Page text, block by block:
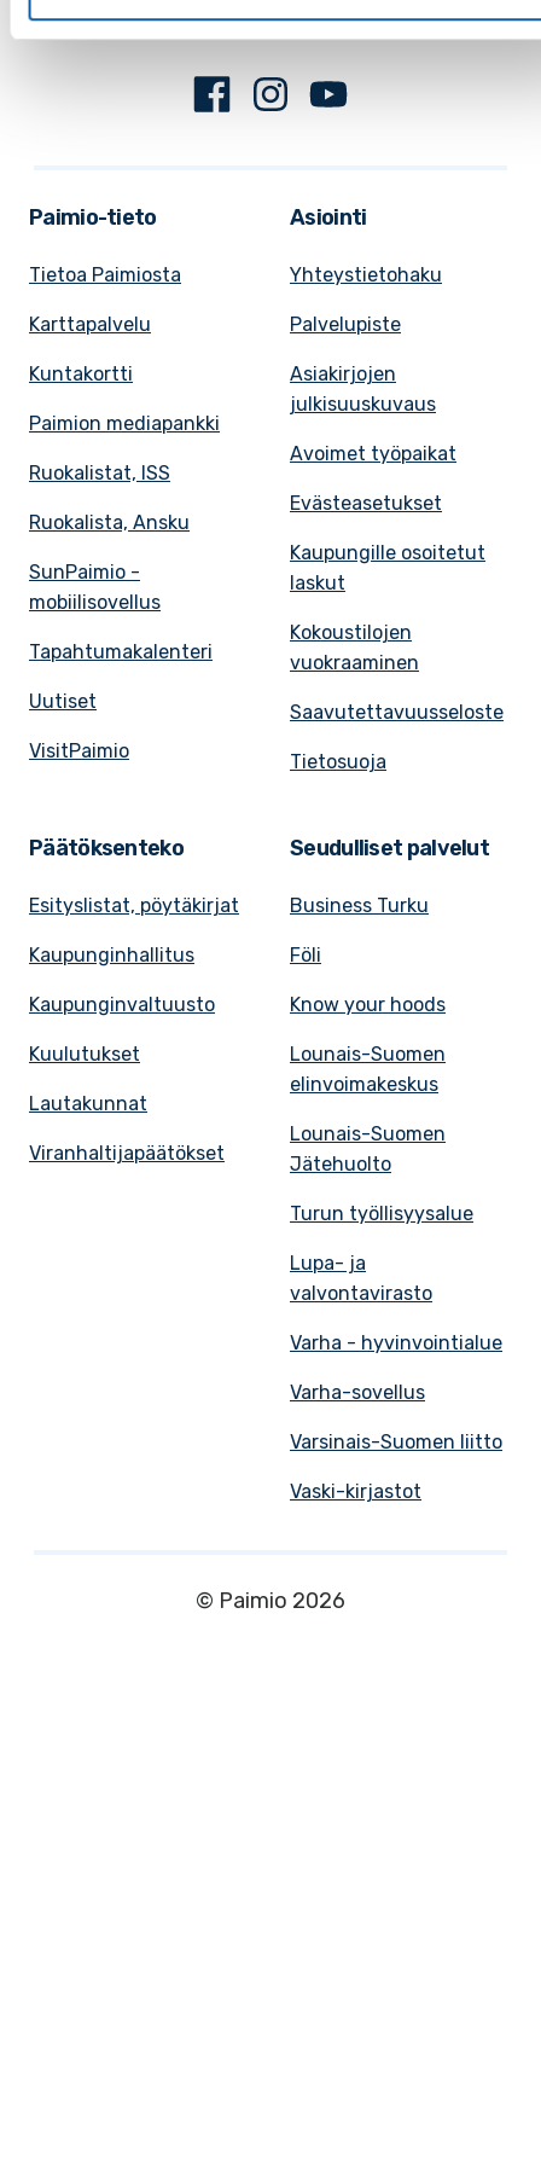
FacebookInstagram
Paimio-tieto
Tietoa Paimiosta
Karttapalvelu
Kuntakortti
Paimion mediapankki
Ruokalistat, ISS
Ruokalista, Ansku
SunPaimio -
mobiilisovellus
Tapahtumakalenteri
Uutiset
VisitPaimio
Asiointi
Yhteystietohaku
Palvelupiste
Asiakirjojen
julkisuuskuvaus
Avoimet työpaikat
Evästeasetukset
Kaupungille osoitetut
laskut
Kokoustilojen
vuokraaminen
Saavutettavuusseloste
Tietosuoja
Päätöksenteko
Esityslistat, pöytäkirjat
Kaupunginhallitus
Kaupunginvaltuusto
Kuulutukset
Lautakunnat
Viranhaltijapäätökset
Seudulliset palvelut
Business Turku
Föli
Know your hoods
Lounais-Suomen
elinvoimakeskus
Lounais-Suomen
Jätehuolto
Turun työllisyysalue
Lupa- ja
valvontavirasto
Varha - hyvinvointialue
Varha-sovellus
Varsinais-Suomen liitto
Vaski-kirjastot
© Paimio 2026